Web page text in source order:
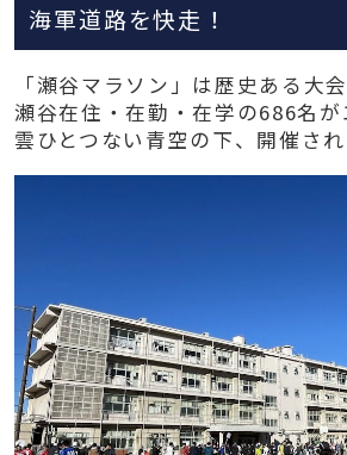
海軍道路を快走！
「瀬谷マラソン」は歴史ある大
瀬谷在住・在勤・在学の686名が
雲ひとつない青空の下、開催され